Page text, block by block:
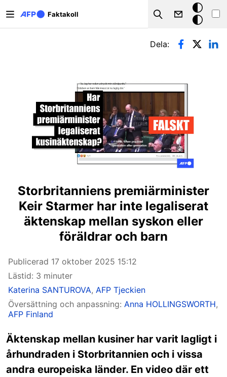
Faktakoll
Search
Mörkt
läge
Primära flikar
Dela:
Storbritanniens premiärminister
Keir Starmer har inte legaliserat
äktenskap mellan syskon eller
föräldrar och barn
Publicerad 17 oktober 2025 15:12
Lästid: 3 minuter
Katerina SANTUROVA, AFP Tjeckien
Översättning och anpassning: Anna HOLLINGSWORTH,
AFP Finland
Äktenskap mellan kusiner har varit lagligt i
århundraden i Storbritannien och i vissa
andra europeiska länder. En video där ett